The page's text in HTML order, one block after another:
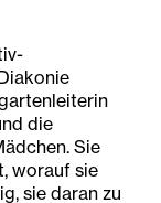
die
Sie
worauf sie
sie daran zu